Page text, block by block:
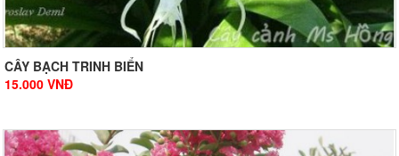
CÂY BẠCH TRINH BIỂN
15.000 VNĐ